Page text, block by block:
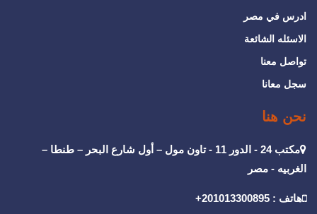
ادرس في مصر
الاسئله الشائعة
تواصل معنا
سجل معانا
نحن هنا
مكتب 24 - الدور 11 - تاون مول – أول شارع البحر – طنطا –
الغربيه - مصر
هاتف : 201013300895+